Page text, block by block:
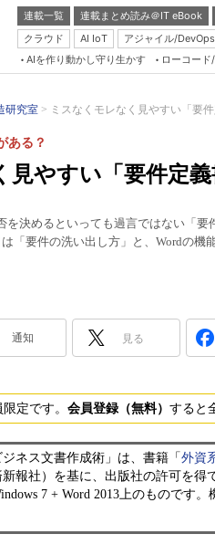
連載一覧 連載まとめ読み＠IT eBook
クラウド
AI IoT アジャイル/DevOps
AIを作り動かし守り生かす ローコー
研究室 ミスなくモレなく見やすい「要
見やすい「要件定
ある？
を決めるといっても過言ではない「
「要件の洗い出し方」と、Wordの機
通知 見る
定です。 会員登録（無料） すると
ネス文書作成術」は、書籍「 外資
報社）を基に、出版社の許可を得
7 + Word 2013上のものです。